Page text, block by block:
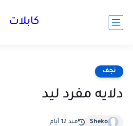
كابلات
نجف
دلايه مفرد ليد
Sheko منذ 12 أيام